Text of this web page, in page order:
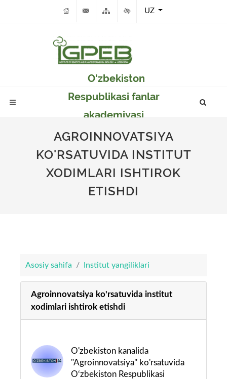
UZ
O'zbekiston
Respublikasi fanlar
akademiyasi
Genetika va o'simlikar
eksperimental
biologiyasi instituti
AGROINNOVATSIYA
KO'RSATUVIDA INSTITUT
XODIMLARI ISHTIROK
ETISHDI
Asosiy sahifa Institut yangiliklari
Agroinnovatsiya ko'rsatuvida institut
xodimlari ishtirok etishdi
O'zbekiston kanalida
"Agroinnovatsiya" ko'rsatuvida
O‘zbekiston Respublikasi